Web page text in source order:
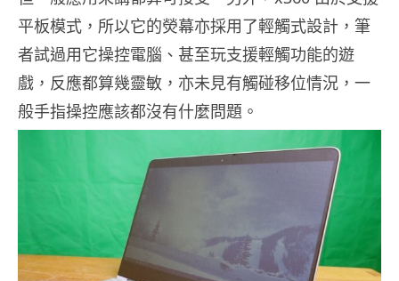
平板模式，所以它的熒幕亦採用了輕觸式設計，筆
者試過用它操控電腦、甚至玩支援輕觸功能的遊
戲，反應都算幾靈敏，亦未見有觸碰移位情況，一
般手指操控應該都沒有什麼問題。